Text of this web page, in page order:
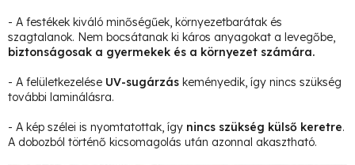
- A festékek kiváló minőségűek, környezetbarátak és
szagtalanok. Nem bocsátanak ki káros anyagokat a levegőbe,
biztonságosak a gyermekek és a környezet számára.
- A felületkezelése UV-sugárzás keményedik, így nincs szükség
további laminálásra.
- A kép szélei is nyomtatottak, így nincs szükség külső keretre.
A dobozból történő kicsomagolás után azonnal akasztható.